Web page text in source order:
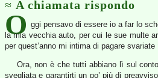
A chiamata rispondo
O ggi pensavo di essere io a far lo
la mia vecchia auto, per cui le sue multe
per quest’anno mi intima di pagare
Ora, non è che tutti abbiano lì sul
svegliata e garantirti un po’ più di